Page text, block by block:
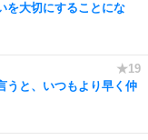
を大切にすることにな
うと、いつもより早く仲